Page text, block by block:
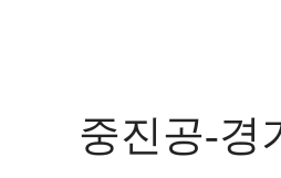
중진공-경